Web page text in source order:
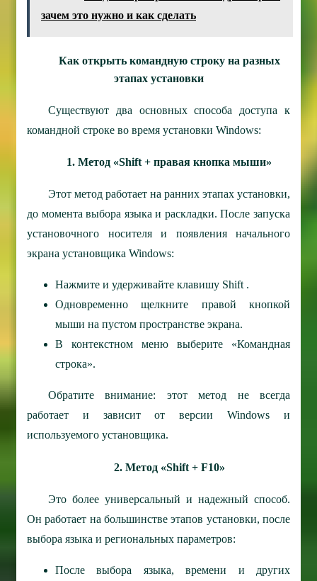
зачем это нужно и как сделать
Как открыть командную строку на разных
этапах установки
Существуют два основных способа доступа к
командной строке во время установки Windows:
1. Метод «Shift + правая кнопка мыши»
Этот метод работает на ранних этапах установки,
до момента выбора языка и раскладки. После запуска
установочного носителя и появления начального
экрана установщика Windows:
Нажмите и удерживайте клавишу Shift .
Одновременно щелкните правой кнопкой
мыши на пустом пространстве экрана.
В контекстном меню выберите «Командная
строка».
Обратите внимание: этот метод не всегда
работает и зависит от версии Windows и
используемого установщика.
2. Метод «Shift + F10»
Это более универсальный и надежный способ.
Он работает на большинстве этапов установки, после
выбора языка и региональных параметров:
После выбора языка, времени и других